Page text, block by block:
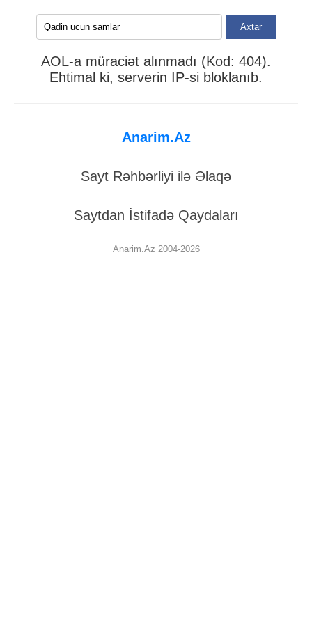
Axtar
AOL-a müraciət alınmadı (Kod: 404).
Ehtimal ki, serverin IP-si bloklanıb.
Anarim.Az
Sayt Rəhbərliyi ilə Əlaqə
Saytdan İstifadə Qaydaları
Anarim.Az 2004-2026